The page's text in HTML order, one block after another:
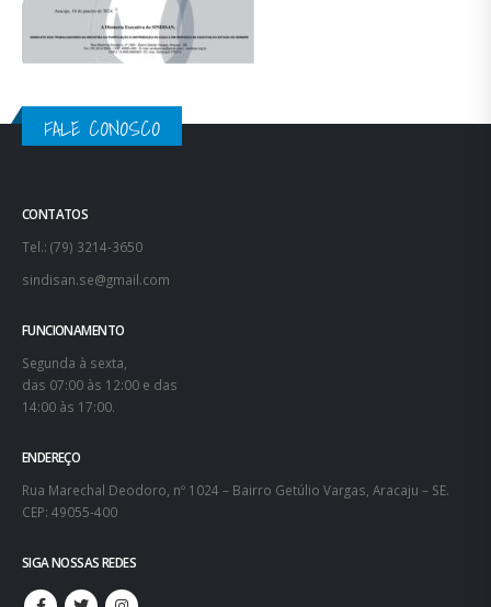
FALE CONOSCO
CONTATOS
Tel.: (79) 3214-3650
sindisan.se@gmail.com
FUNCIONAMENTO
Segunda à sexta,
das 07:00 às 12:00 e das
14:00 às 17:00.
ENDEREÇO
Rua Marechal Deodoro, nº 1024 – Bairro Getúlio Vargas, Aracaju – SE.
CEP: 49055-400
SIGA NOSSAS REDES